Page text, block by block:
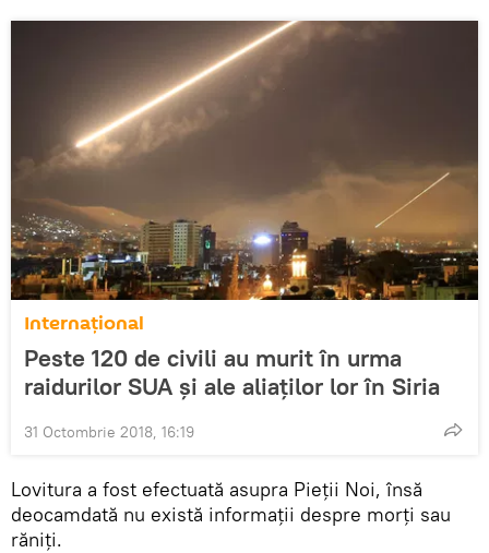
Internaţional
Peste 120 de civili au murit în urma
raidurilor SUA și ale aliaților lor în Siria
31 Octombrie 2018, 16:19
Lovitura a fost efectuată asupra Pieții Noi, însă
deocamdată nu există informații despre morți sau
răniți.